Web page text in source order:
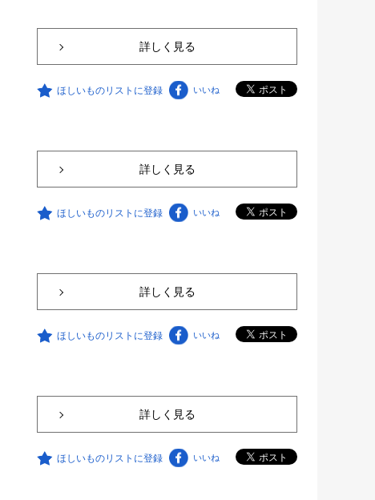
詳しく見る
ほしいものリストに登録 いいね
詳しく見る
ほしいものリストに登録 いいね
詳しく見る
ほしいものリストに登録 いいね
詳しく見る
ほしいものリストに登録 いいね